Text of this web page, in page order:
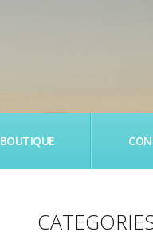
BOUTIQUE